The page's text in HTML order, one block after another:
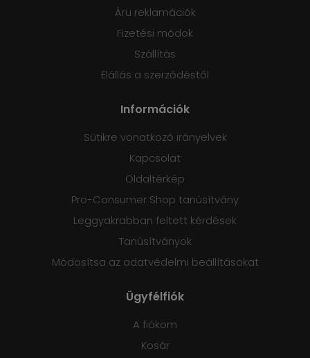
Áru reklamációk
Fizetési módok
Szállítás
Elállás a szerződéstől
Információk
Sütikre vonatkozó irányelvek
Kapcsolat
Oldaltérkép
Pro-Consumer Shop tanúsítvány
Leggyakrabban feltett kérdések
Tanúsítványok
Módosítsa az adatvédelmi beállításokat
Ügyfélfiók
A fiókom
Kosár